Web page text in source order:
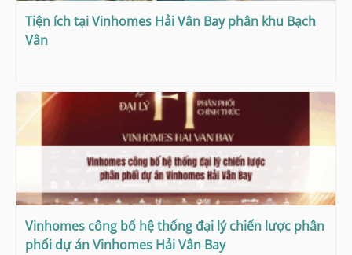
Tiện ích tại Vinhomes Hải Vân Bay phân khu Bạch
Vân
Vinhomes công bố hệ thống đại lý chiến lược phân
phối dự án Vinhomes Hải Vân Bay